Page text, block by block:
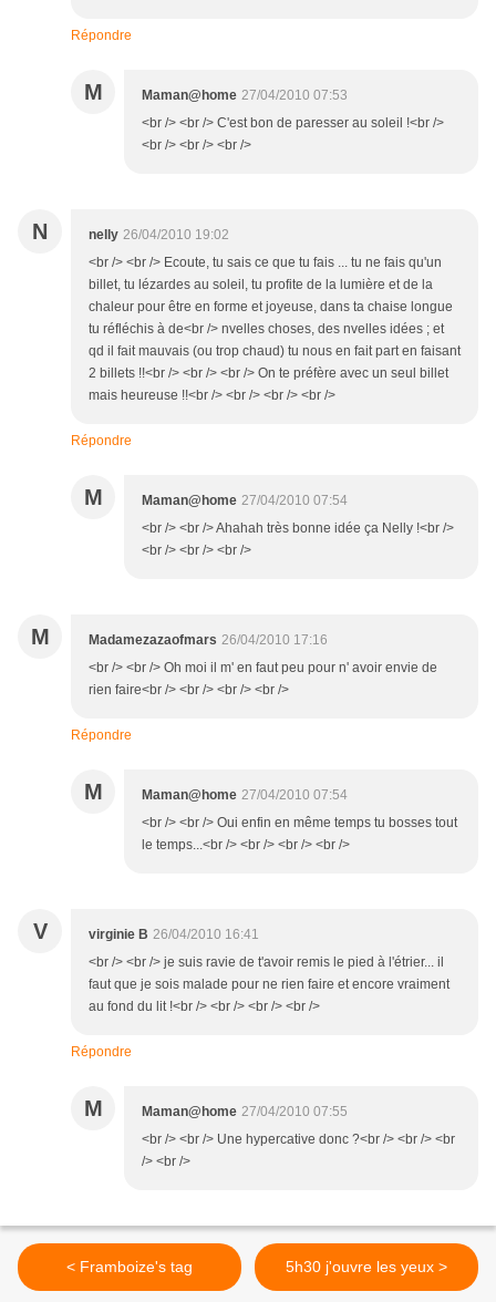
Répondre
M Maman@home 27/04/2010 07:53
<br /> <br /> C'est bon de paresser au soleil !<br />
<br /> <br /> <br />
N nelly 26/04/2010 19:02
<br /> <br /> Ecoute, tu sais ce que tu fais ... tu ne fais qu'un
billet, tu lézardes au soleil, tu profite de la lumière et de la
chaleur pour être en forme et joyeuse, dans ta chaise longue
tu réfléchis à de<br /> nvelles choses, des nvelles idées ; et
qd il fait mauvais (ou trop chaud) tu nous en fait part en faisant
2 billets !!<br /> <br /> <br /> On te préfère avec un seul billet
mais heureuse !!<br /> <br /> <br /> <br />
Répondre
M Maman@home 27/04/2010 07:54
<br /> <br /> Ahahah très bonne idée ça Nelly !<br />
<br /> <br /> <br />
M Madamezazaofmars 26/04/2010 17:16
<br /> <br /> Oh moi il m' en faut peu pour n' avoir envie de
rien faire<br /> <br /> <br /> <br />
Répondre
M Maman@home 27/04/2010 07:54
<br /> <br /> Oui enfin en même temps tu bosses tout
le temps...<br /> <br /> <br /> <br />
V virginie B 26/04/2010 16:41
<br /> <br /> je suis ravie de t'avoir remis le pied à l'étrier... il
faut que je sois malade pour ne rien faire et encore vraiment
au fond du lit !<br /> <br /> <br /> <br />
Répondre
M Maman@home 27/04/2010 07:55
<br /> <br /> Une hypercative donc ?<br /> <br /> <br
/> <br />
< Framboize's tag 5h30 j'ouvre les yeux >